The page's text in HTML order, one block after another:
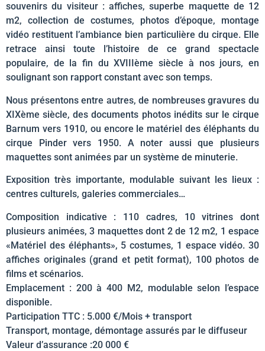
souvenirs du visiteur : affiches, superbe maquette de 12
m2, collection de costumes, photos d’époque, montage
vidéo restituent l’ambiance bien particulière du cirque. Elle
retrace ainsi toute l’histoire de ce grand spectacle
populaire, de la fin du XVIIIème siècle à nos jours, en
soulignant son rapport constant avec son temps.
Nous présentons entre autres, de nombreuses gravures du
XIXème siècle, des documents photos inédits sur le cirque
Barnum vers 1910, ou encore le matériel des éléphants du
cirque Pinder vers 1950. A noter aussi que plusieurs
maquettes sont animées par un système de minuterie.
Exposition très importante, modulable suivant les lieux :
centres culturels, galeries commerciales…
Composition indicative : 110 cadres, 10 vitrines dont
plusieurs animées, 3 maquettes dont 2 de 12 m2, 1 espace
«Matériel des éléphants», 5 costumes, 1 espace vidéo. 30
affiches originales (grand et petit format), 100 photos de
films et scénarios.
Emplacement : 200 à 400 M2, modulable selon l’espace
disponible.
Participation TTC : 5.000 €/Mois + transport
Transport, montage, démontage assurés par le diffuseur
Valeur d’assurance :20 000 €